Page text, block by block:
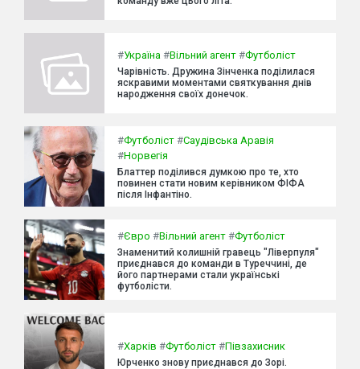
#Україна #Вільний агент #Футболіст
Чарівність. Дружина Зінченка поділилася
яскравими моментами святкування днів
народження своїх донечок.
#Футболіст #Саудівська Аравія
#Норвегія
Блаттер поділився думкою про те, хто
повинен стати новим керівником ФІФА
після Інфантіно.
#Євро #Вільний агент #Футболіст
Знаменитий колишній гравець "Ліверпуля"
приєднався до команди в Туреччині, де
його партнерами стали українські
футболісти.
#Харків #Футболіст #Півзахисник
Юрченко знову приєднався до Зорі.